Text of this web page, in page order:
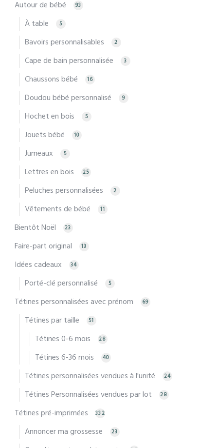
Autour de bébé 93
À table 5
Bavoirs personnalisables 2
Cape de bain personnalisée 3
Chaussons bébé 16
Doudou bébé personnalisé 9
Hochet en bois 5
Jouets bébé 10
Jumeaux 5
Lettres en bois 25
Peluches personnalisées 2
Vêtements de bébé 11
Bientôt Noël 23
Faire-part original 13
Idées cadeaux 34
Porté-clé personnalisé 5
Tétines personnalisées avec prénom 69
Tétines par taille 51
Tétines 0-6 mois 28
Tétines 6-36 mois 40
Tétines personnalisées vendues à l'unité 24
Tétines Personnalisées vendues par lot 28
Tétines pré-imprimées 332
Annoncer ma grossesse 23